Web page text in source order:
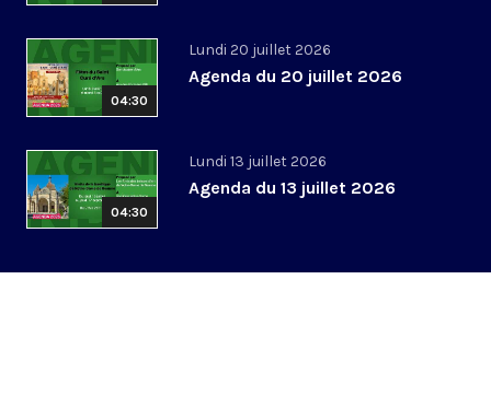
04:30
Lundi 20 juillet 2026
Agenda du 20 juillet 2026
04:30
Lundi 13 juillet 2026
Agenda du 13 juillet 2026